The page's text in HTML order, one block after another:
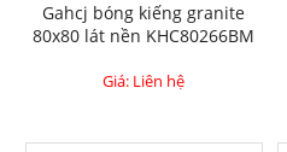
Gahcj bóng kiếng granite
80x80 lát nền KHC80266BM
Giá: Liên hệ